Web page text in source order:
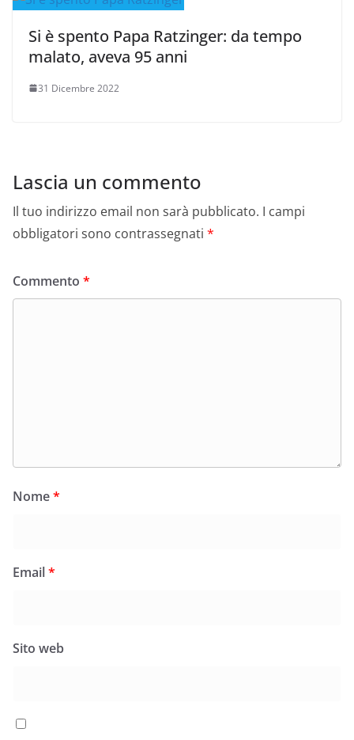
Si è spento Papa Ratzinger: da tempo
malato, aveva 95 anni
31 Dicembre 2022
Lascia un commento
Il tuo indirizzo email non sarà pubblicato. I campi
obbligatori sono contrassegnati *
Commento *
Nome*
Email*
Sito web